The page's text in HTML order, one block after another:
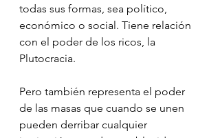
todas sus formas, sea político,
económico o social. Tiene relación
con el poder de los ricos, la
Plutocracia.
Pero también representa el poder
de las masas que cuando se unen
pueden derribar cualquier